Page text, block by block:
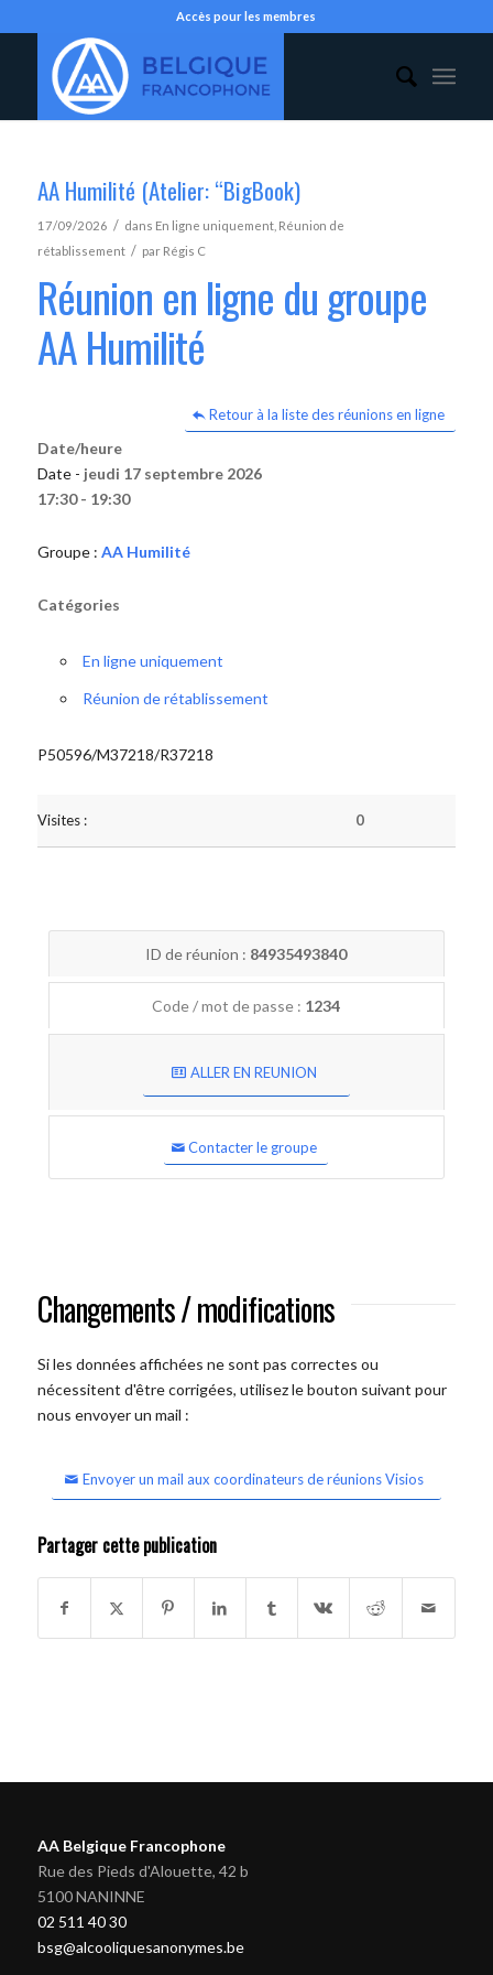
Accès pour les membres
AA Humilité (Atelier: “BigBook)
17/09/2026 / dans En ligne uniquement, Réunion de
rétablissement / par Régis C
Réunion en ligne du groupe
AA Humilité
Retour à la liste des réunions en ligne
Date/heure
Date - jeudi 17 septembre 2026
17:30 - 19:30
Groupe : AA Humilité
Catégories
En ligne uniquement
Réunion de rétablissement
P50596/M37218/R37218
Visites : 0
ID de réunion : 84935493840
Code / mot de passe : 1234
ALLER EN REUNION
Contacter le groupe
Changements / modifications
Si les données affichées ne sont pas correctes ou
nécessitent d'être corrigées, utilisez le bouton suivant pour
nous envoyer un mail :
Envoyer un mail aux coordinateurs de réunions Visios
Partager cette publication
AA Belgique Francophone
Rue des Pieds d'Alouette, 42 b
5100 NANINNE
02 511 40 30
bsg@alcooliquesanonymes.be